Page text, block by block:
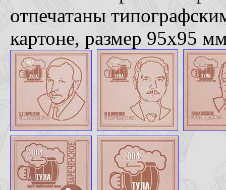
отпечатаны
картоне, размер 95x95